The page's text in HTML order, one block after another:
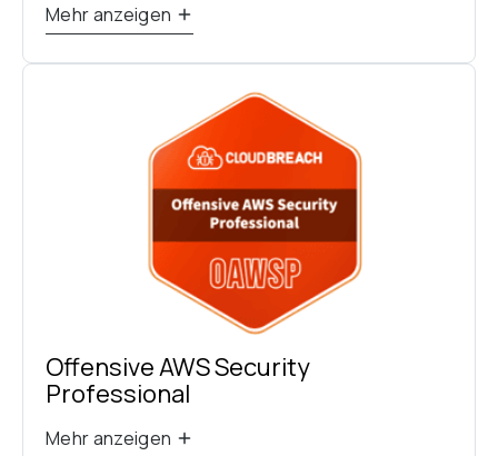
Mehr anzeigen
Offensive AWS Security
Professional
Mehr anzeigen